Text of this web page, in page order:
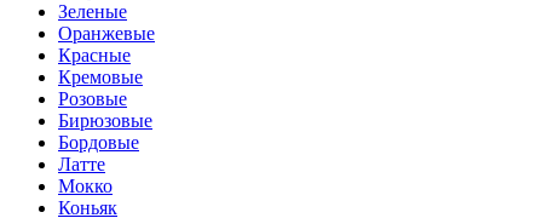
Зеленые
Оранжевые
Красные
Кремовые
Розовые
Бирюзовые
Бордовые
Латте
Мокко
Коньяк